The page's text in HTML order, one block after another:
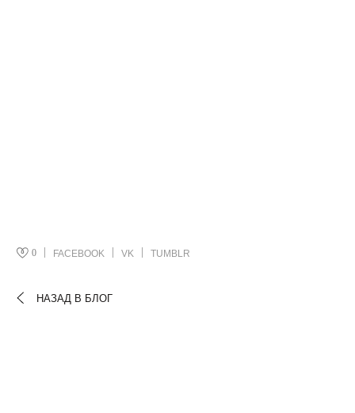
0 FACEBOOK VK TUMBLR
НАЗАД В БЛОГ